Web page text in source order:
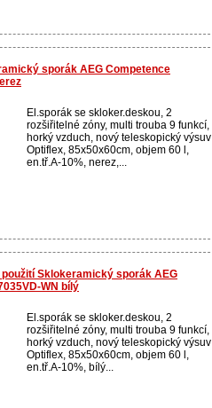
sporák AEG Competence
El.sporák se skloker.deskou, 2
rozšiřitelné zóny, multi trouba 9 funkcí,
horký vzduch, nový teleskopický výsuv
Optiflex, 85x50x60cm, objem 60 l,
en.tř.A-10%, nerez,...
Sklokeramický sporák AEG
WN bílý
El.sporák se skloker.deskou, 2
rozšiřitelné zóny, multi trouba 9 funkcí,
horký vzduch, nový teleskopický výsuv
Optiflex, 85x50x60cm, objem 60 l,
en.tř.A-10%, bílý...